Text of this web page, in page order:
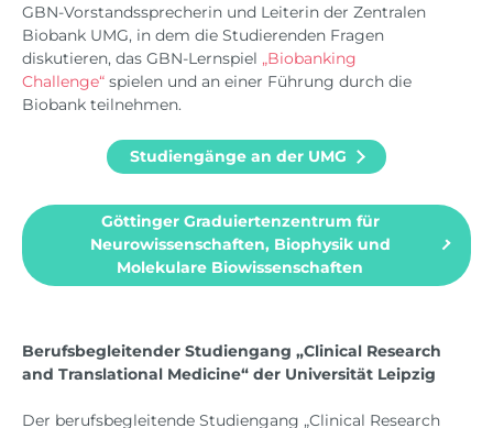
GBN-Vorstandssprecherin und Leiterin der Zentralen
Biobank UMG, in dem die Studierenden Fragen
diskutieren, das GBN-Lernspiel „Biobanking
Challenge“ spielen und an einer Führung durch die
Biobank teilnehmen.
Studiengänge an der UMG
Göttinger Graduiertenzentrum für
Neurowissenschaften, Biophysik und
Molekulare Biowissenschaften
Berufsbegleitender Studiengang „Clinical Research
and Translational Medicine“ der Universität Leipzig
Der berufsbegleitende Studiengang „Clinical Research